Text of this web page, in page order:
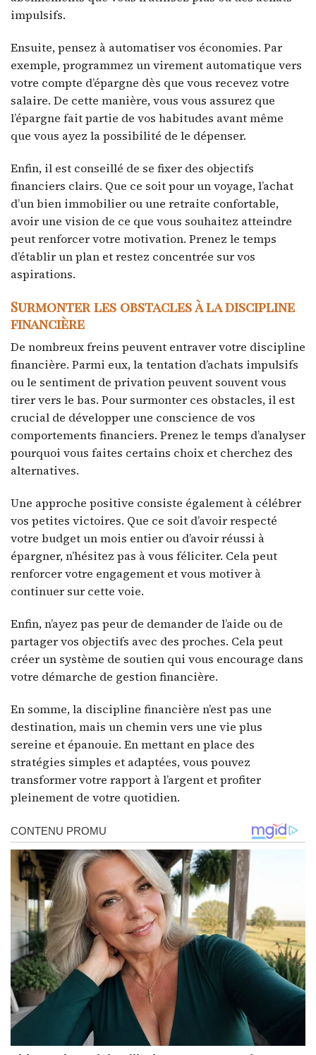
impulsifs.
Ensuite, pensez à automatiser vos économies. Par
exemple, programmez un virement automatique vers
votre compte d’épargne dès que vous recevez votre
salaire. De cette manière, vous vous assurez que
l’épargne fait partie de vos habitudes avant même
que vous ayez la possibilité de le dépenser.
Enfin, il est conseillé de se fixer des objectifs
financiers clairs. Que ce soit pour un voyage, l’achat
d’un bien immobilier ou une retraite confortable,
avoir une vision de ce que vous souhaitez atteindre
peut renforcer votre motivation. Prenez le temps
d’établir un plan et restez concentrée sur vos
aspirations.
Surmonter les obstacles à la discipline
financière
De nombreux freins peuvent entraver votre discipline
financière. Parmi eux, la tentation d’achats impulsifs
ou le sentiment de privation peuvent souvent vous
tirer vers le bas. Pour surmonter ces obstacles, il est
crucial de développer une conscience de vos
comportements financiers. Prenez le temps d’analyser
pourquoi vous faites certains choix et cherchez des
alternatives.
Une approche positive consiste également à célébrer
vos petites victoires. Que ce soit d’avoir respecté
votre budget un mois entier ou d’avoir réussi à
épargner, n’hésitez pas à vous féliciter. Cela peut
renforcer votre engagement et vous motiver à
continuer sur cette voie.
Enfin, n’ayez pas peur de demander de l’aide ou de
partager vos objectifs avec des proches. Cela peut
créer un système de soutien qui vous encourage dans
votre démarche de gestion financière.
En somme, la discipline financière n’est pas une
destination, mais un chemin vers une vie plus
sereine et épanouie. En mettant en place des
stratégies simples et adaptées, vous pouvez
transformer votre rapport à l’argent et profiter
pleinement de votre quotidien.